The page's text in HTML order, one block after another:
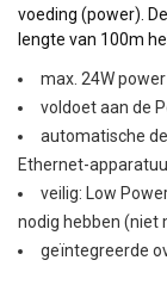
voeding (power).
lengte van 100m
max. 24W power
voldoet aan de
automatische
Ethernet-
veilig: Low
nodig hebben (niet
geïntegreerde